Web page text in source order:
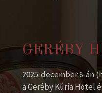
GERÉBY
2025. december 8-án
a Geréby Kúria Hotel